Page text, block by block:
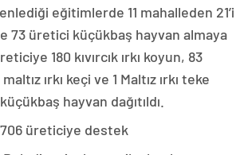
eğitimlerde 11 mahalleden 21’i
73 üretici küçükbaş hayvan almaya
180 kıvırcık ırkı koyun, 83
maltız ırkı keçi ve 1 Maltız ırkı teke
hayvan dağıtıldı.
706 üreticiye destek